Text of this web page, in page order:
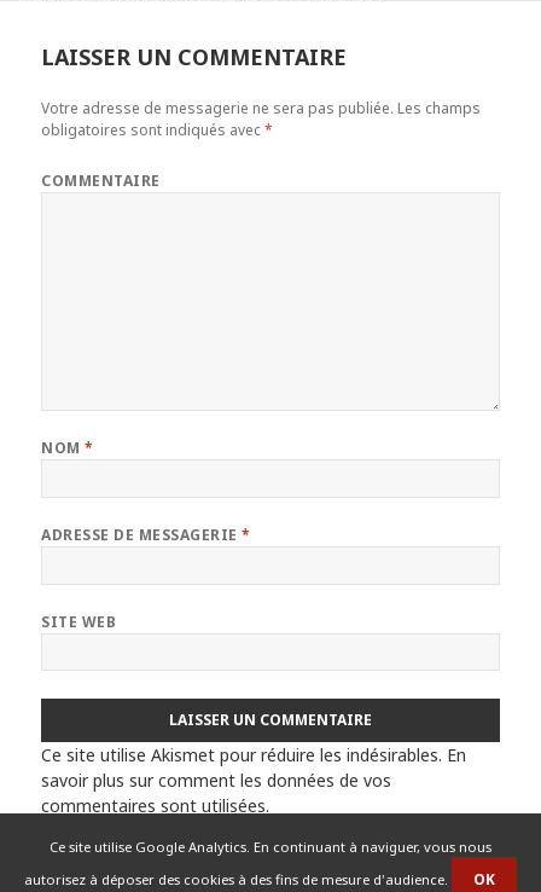
Ce site utilise Google Analytics. En continuant à naviguer, vous nous
autorisez à déposer des cookies à des fins de mesure d'audience.
LAISSER UN COMMENTAIRE
Votre adresse de messagerie ne sera pas publiée. Les champs
obligatoires sont indiqués avec*
COMMENTAIRE
NOM*
ADRESSE DE MESSAGERIE*
SITE WEB
Ce site utilise Akismet pour réduire les indésirables. En
savoir plus sur comment les données de vos
commentaires sont utilisées.